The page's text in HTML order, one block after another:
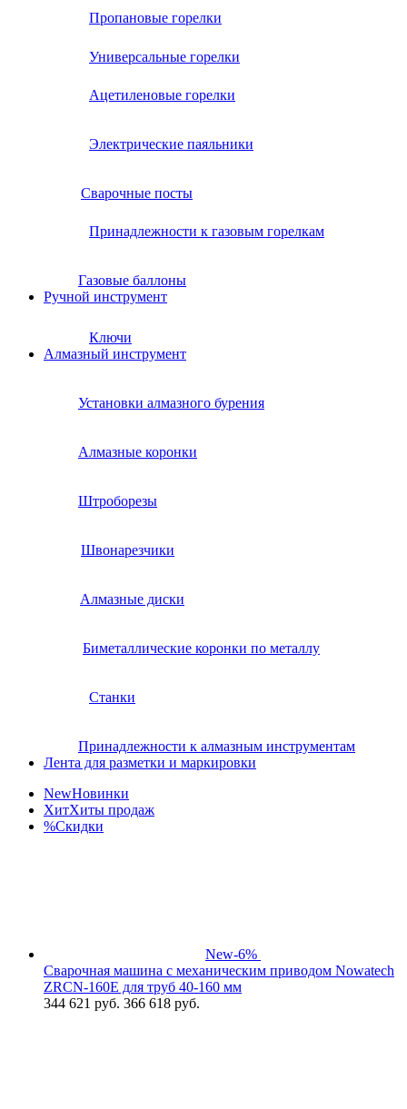
Пропановые горелки
Универсальные горелки
Ацетиленовые горелки
Электрические паяльники
Сварочные посты
Принадлежности к газовым горелкам
Газовые баллоны
Ручной инструмент
Ключи
Алмазный инструмент
Установки алмазного бурения
Алмазные коронки
Штроборезы
Швонарезчики
Алмазные диски
Биметаллические коронки по металлу
Станки
Принадлежности к алмазным инструментам
Лента для разметки и маркировки
NewНовинки
ХитХиты продаж
%Скидки
New-6%
Сварочная машина с механическим приводом Nowatech
ZRCN-160Е для труб 40-160 мм
344 621 руб. 366 618 руб.